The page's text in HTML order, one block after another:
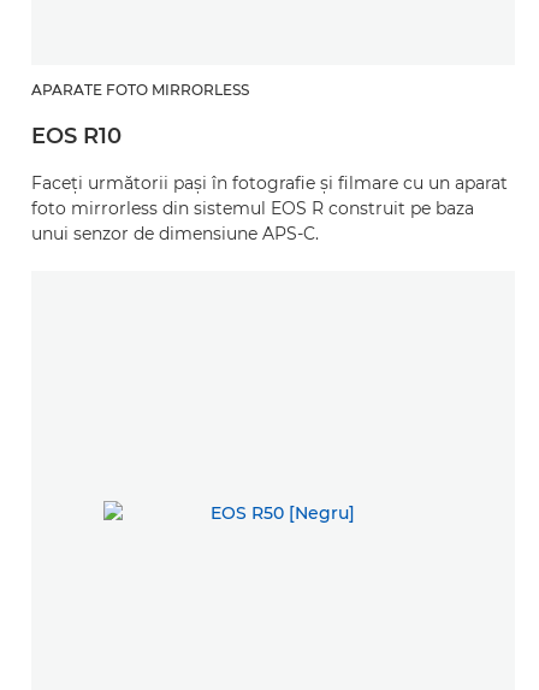
APARATE FOTO MIRRORLESS
EOS R10
Faceţi următorii paşi în fotografie şi filmare cu un aparat
foto mirrorless din sistemul EOS R construit pe baza
unui senzor de dimensiune APS-C.